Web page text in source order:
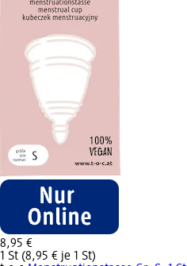
8,95 €
1 St (8,95 € je 1 St)